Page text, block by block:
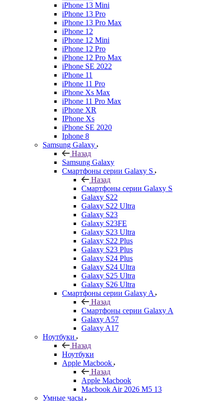
iPhone 13 Mini
iPhone 13 Pro
iPhone 13 Pro Max
iPhone 12
iPhone 12 Mini
iPhone 12 Pro
iPhone 12 Pro Max
iPhone SE 2022
iPhone 11
iPhone 11 Pro
iPhone Xs Max
iPhone 11 Pro Max
iPhone XR
IPhone Xs
iPhone SE 2020
Iphone 8
Samsung Galaxy
Назад
Samsung Galaxy
Смартфоны серии Galaxy S
Назад
Смартфоны серии Galaxy S
Galaxy S22
Galaxy S22 Ultra
Galaxy S23
Galaxy S23FE
Galaxy S23 Ultra
Galaxy S22 Plus
Galaxy S23 Plus
Galaxy S24 Plus
Galaxy S24 Ultra
Galaxy S25 Ultra
Galaxy S26 Ultra
Смартфоны серии Galaxy A
Назад
Смартфоны серии Galaxy A
Galaxy A57
Galaxy A17
Ноутбуки
Назад
Ноутбуки
Apple Macbook
Назад
Apple Macbook
Macbook Air 2026 M5 13
Умные часы